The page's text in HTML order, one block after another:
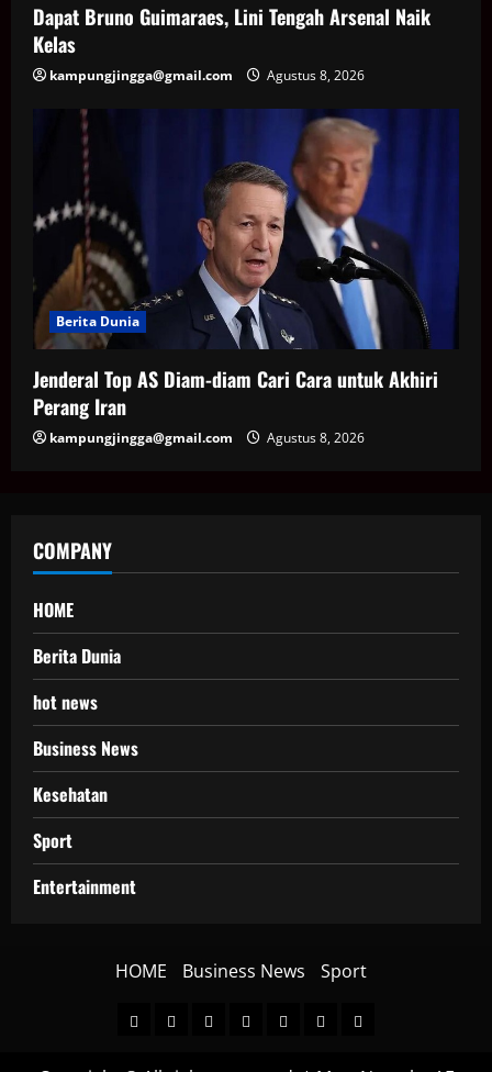
Dapat Bruno Guimaraes, Lini Tengah Arsenal Naik
Kelas
kampungjingga@gmail.com Agustus 8, 2026
Berita Dunia
Jenderal Top AS Diam-diam Cari Cara untuk Akhiri
Perang Iran
kampungjingga@gmail.com Agustus 8, 2026
COMPANY
HOME
Berita Dunia
hot news
Business News
Kesehatan
Sport
Entertainment
HOME Business News Sport
HOMEBeritahot
BusinessKesehatan
SportEntertainment